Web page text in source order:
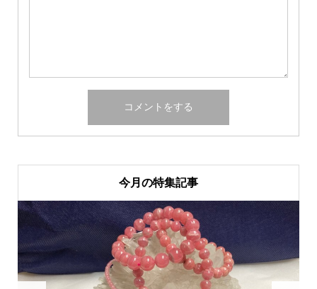
今月の特集記事